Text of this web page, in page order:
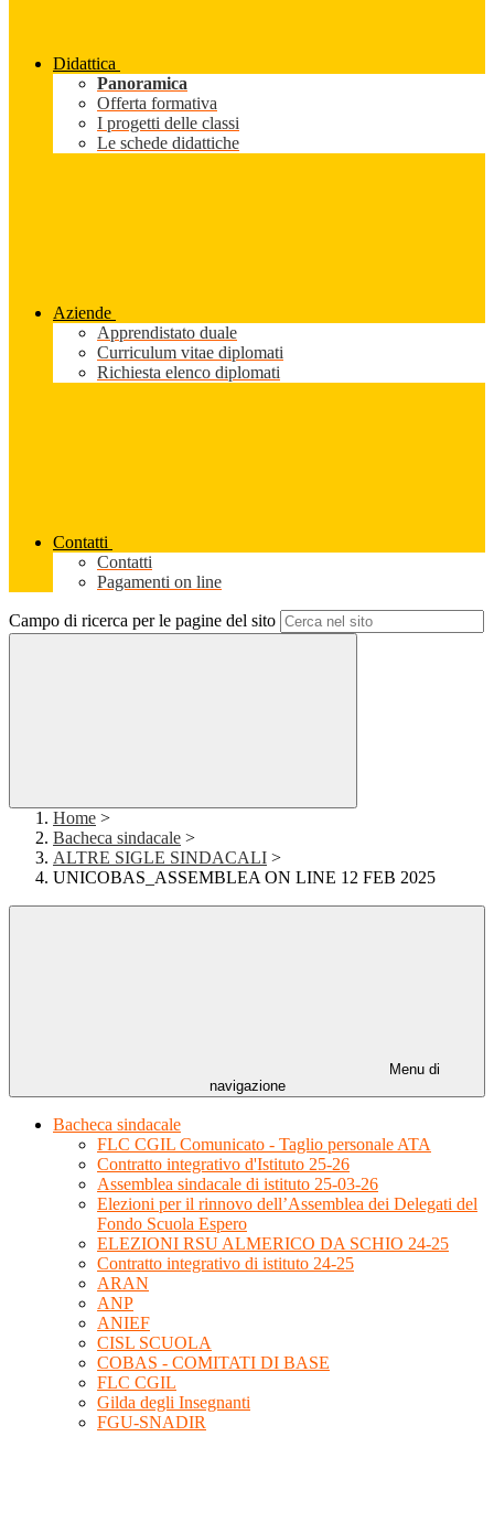
Didattica
Panoramica
Offerta formativa
I progetti delle classi
Le schede didattiche
Aziende
Apprendistato duale
Curriculum vitae diplomati
Richiesta elenco diplomati
Contatti
Contatti
Pagamenti on line
Campo di ricerca per le pagine del sito
Home >
Bacheca sindacale >
ALTRE SIGLE SINDACALI >
UNICOBAS_ASSEMBLEA ON LINE 12 FEB 2025
Menu di
navigazione
Bacheca sindacale
FLC CGIL Comunicato - Taglio personale ATA
Contratto integrativo d'Istituto 25-26
Assemblea sindacale di istituto 25-03-26
Elezioni per il rinnovo dell’Assemblea dei Delegati del
Fondo Scuola Espero
ELEZIONI RSU ALMERICO DA SCHIO 24-25
Contratto integrativo di istituto 24-25
ARAN
ANP
ANIEF
CISL SCUOLA
COBAS - COMITATI DI BASE
FLC CGIL
Gilda degli Insegnanti
FGU-SNADIR